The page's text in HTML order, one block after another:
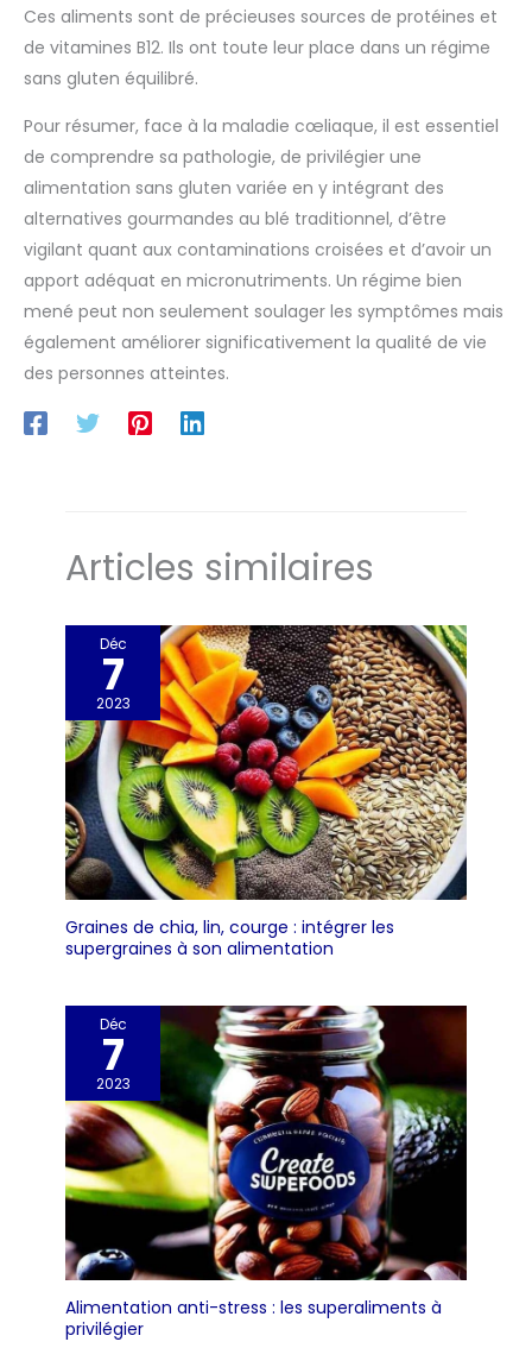
Ces aliments sont de précieuses sources de protéines et
de vitamines B12. Ils ont toute leur place dans un régime
sans gluten équilibré.
Pour résumer, face à la maladie cœliaque, il est essentiel
de comprendre sa pathologie, de privilégier une
alimentation sans gluten variée en y intégrant des
alternatives gourmandes au blé traditionnel, d’être
vigilant quant aux contaminations croisées et d’avoir un
apport adéquat en micronutriments. Un régime bien
mené peut non seulement soulager les symptômes mais
également améliorer significativement la qualité de vie
des personnes atteintes.
Articles similaires
Déc
7
2023
Graines de chia, lin, courge : intégrer les
supergraines à son alimentation
Déc
7
2023
Alimentation anti-stress : les superaliments à
privilégier